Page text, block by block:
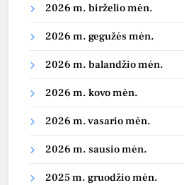
2026 m. birželio mėn.
2026 m. gegužės mėn.
2026 m. balandžio mėn.
2026 m. kovo mėn.
2026 m. vasario mėn.
2026 m. sausio mėn.
2025 m. gruodžio mėn.